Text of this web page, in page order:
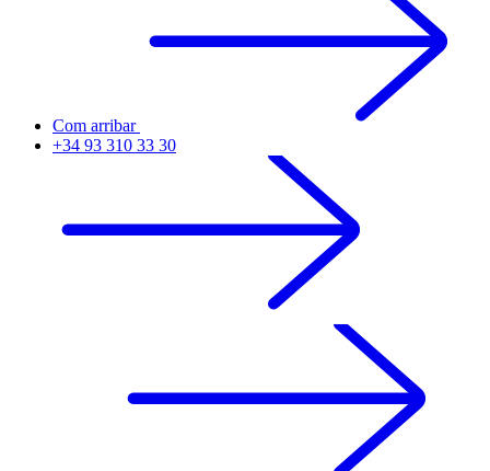
Com arribar
+34 93 310 33 30